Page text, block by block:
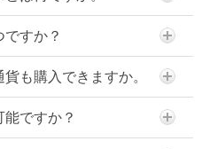
すか？
も購入できますか。
ですか？